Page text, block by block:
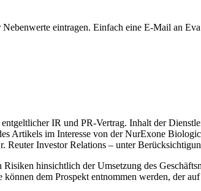
eintragen. Einfach eine E-Mail an
IR und PR-Vertrag. Inhalt der
Artikels im Interesse von der NurExone
Investor Relations – unter
hinsichtlich der Umsetzung des
dem Prospekt entnommen werden, der auf